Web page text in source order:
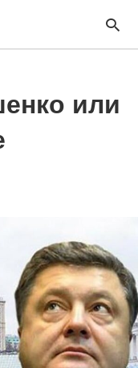
или